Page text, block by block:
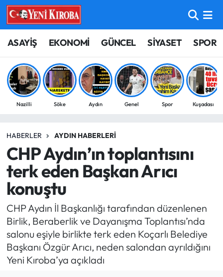
ASAYİŞ EKONOMİ GÜNCEL SİYASET SPOR
Nazilli Söke Aydın Genel Spor Kuşadası
HABERLER AYDIN HABERLERI
CHP Aydın’ın toplantısını
terk eden Başkan Arıcı
konuştu
CHP Aydın İl Başkanlığı tarafından düzenlenen
Birlik, Beraberlik ve Dayanışma Toplantısı’nda
salonu eşiyle birlikte terk eden Koçarlı Belediye
Başkanı Özgür Arıcı, neden salondan ayrıldığını
Yeni Kıroba’ya açıkladı
ASAYİŞ
BİLİM-TEKNOLOJİ
ÇEVRE
EĞİTİM
EKONOMİ
GÜNCEL
GÜNDEM
MAGAZİN
SAĞLIK
Aydın Nöbetçi Eczaneler
Aydın Hava Durumu
Aydin Namaz Vakitleri
Süper Lig Puan Durumu ve Fikstür
Tüm Manşetler
Son Dakika Haberleri
Haber Arşivi